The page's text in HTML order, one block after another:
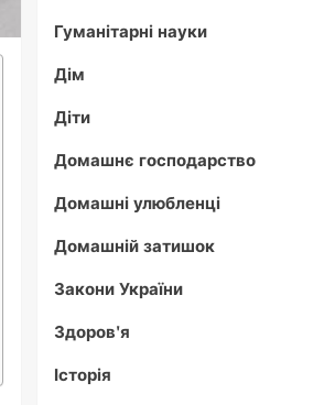
Гуманітарні науки
Дім
Діти
Домашнє господарство
Домашні улюбленці
Домашній затишок
Закони України
Здоров'я
Історія